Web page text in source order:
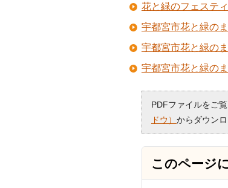
花と緑のフェステ
宇都宮市花と緑の
宇都宮市花と緑の
宇都宮市花と緑の
PDFファイルをご
ドウ） からダウン
このページ